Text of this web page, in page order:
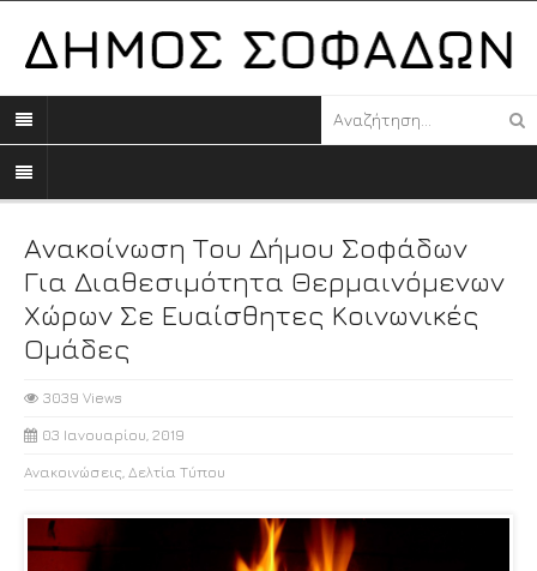
Ανακοίνωση Του Δήμου Σοφάδων
Για Διαθεσιμότητα Θερμαινόμενων
Χώρων Σε Ευαίσθητες Κοινωνικές
Ομάδες
3039 Views
03 Ιανουαρίου, 2019
Ανακοινώσεις Δελτία Τύπου